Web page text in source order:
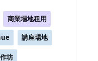
商業場地租用
講座場地
坊